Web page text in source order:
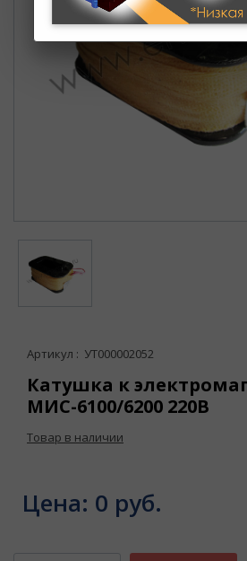
Артикул : УТ000002052
Катушка к
МИС-6100/6200 220В
Товар в наличии
Цена: 0 руб.